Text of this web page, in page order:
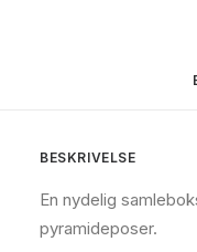
BESKRIVELSE
En nydelig
pyramideposer.